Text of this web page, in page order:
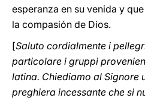
esperanza en su venida y
la compasión de Dios.
[Saluto cordialmente i
particolare i gruppi
latina. Chiediamo al Signore
preghiera incessante che si